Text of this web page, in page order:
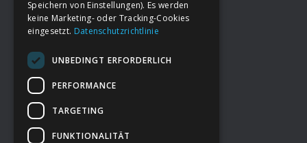
FooterDeine Spende
→ Impressum
→Kontakt zum PAO Team
Speichern von Einstellungen). Es werden
keine Marketing- oder Tracking-Cookies
eingesetzt. Datenschutzrichtlinie
UNBEDINGT ERFORDERLICH
PERFORMANCE
TARGETING
FUNKTIONALITÄT